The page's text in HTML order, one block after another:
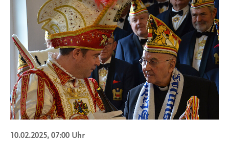
10.02.2025, 07:00 Uhr